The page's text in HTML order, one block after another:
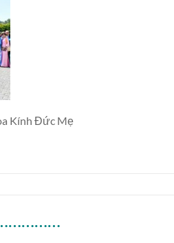
Kính Đức Mẹ